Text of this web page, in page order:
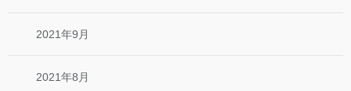
2021年9月
2021年8月